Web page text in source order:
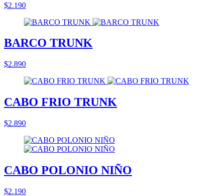
$2.190
BARCO TRUNK
$2.890
CABO FRIO TRUNK
$2.890
CABO POLONIO NIÑO
$2.190